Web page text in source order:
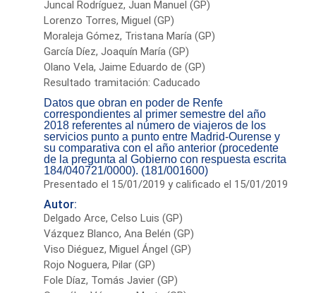
Juncal Rodríguez, Juan Manuel (GP)
Lorenzo Torres, Miguel (GP)
Moraleja Gómez, Tristana María (GP)
García Díez, Joaquín María (GP)
Olano Vela, Jaime Eduardo de (GP)
Resultado tramitación: Caducado
Datos que obran en poder de Renfe
correspondientes al primer semestre del año
2018 referentes al número de viajeros de los
servicios punto a punto entre Madrid-Ourense y
su comparativa con el año anterior (procedente
de la pregunta al Gobierno con respuesta escrita
184/040721/0000). (181/001600)
Presentado el 15/01/2019 y calificado el 15/01/2019
Autor:
Delgado Arce, Celso Luis (GP)
Vázquez Blanco, Ana Belén (GP)
Viso Diéguez, Miguel Ángel (GP)
Rojo Noguera, Pilar (GP)
Fole Díaz, Tomás Javier (GP)